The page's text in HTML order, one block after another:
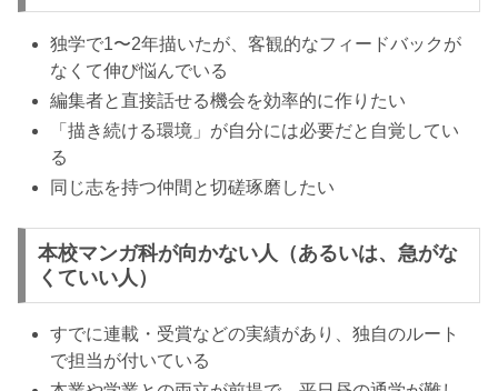
独学で1〜2年描いたが、客観的なフィードバックが
なくて伸び悩んでいる
編集者と直接話せる機会を効率的に作りたい
「描き続ける環境」が自分には必要だと自覚してい
る
同じ志を持つ仲間と切磋琢磨したい
本校マンガ科が向かない人（あるいは、急がな
くていい人）
すでに連載・受賞などの実績があり、独自のルート
で担当が付いている